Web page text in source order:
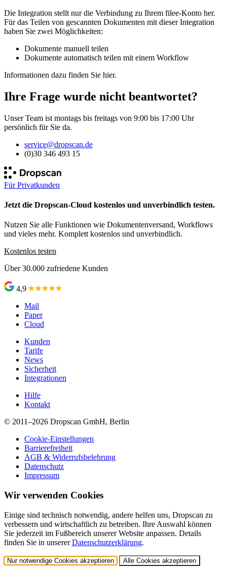
Die Integration stellt nur die Verbindung zu Ihrem filee-Konto her.
Für das Teilen von gescannten Dokumenten mit dieser Integration
haben Sie zwei Möglichkeiten:
Dokumente manuell teilen
Dokumente automatisch teilen mit einem Workflow
Informationen dazu finden Sie hier.
Ihre Frage wurde nicht beantwortet?
Unser Team ist montags bis freitags von 9:00 bis 17:00 Uhr
persönlich für Sie da.
service@dropscan.de
(0)30 346 493 15
Für Privatkunden
Jetzt die Dropscan-Cloud kostenlos und unverbindlich testen.
Nutzen Sie alle Funktionen wie Dokumentenversand, Workflows
und vieles mehr. Komplett kostenlos und unverbindlich.
Kostenlos testen
Über 30.000 zufriedene Kunden
4,9
Mail
Paper
Cloud
Kunden
Tarife
News
Sicherheit
Integrationen
Hilfe
Kontakt
© 2011–2026 Dropscan GmbH, Berlin
Cookie-Einstellungen
Barrierefreiheit
AGB & Widerrufsbelehrung
Datenschutz
Impressum
Wir verwenden Cookies
Einige sind technisch notwendig, andere helfen uns, Dropscan zu
verbessern und wirtschaftlich zu betreiben. Ihre Auswahl können
Sie jederzeit im Fußbereich unserer Website anpassen. Details
finden Sie in unsererDatenschutzerklärung.
Nur notwendige Cookies akzeptieren Alle Cookies akzeptieren